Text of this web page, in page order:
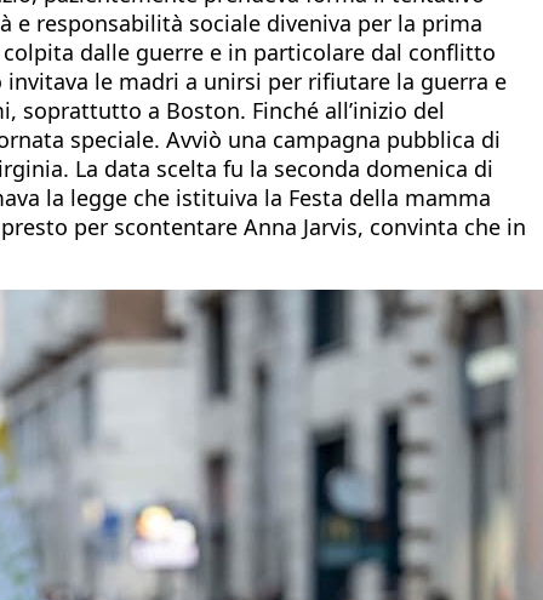
responsabilità sociale diveniva per la prima
dalle guerre e in particolare dal conflitto
le madri a unirsi per rifiutare la guerra e
soprattutto a Boston. Finché all’inizio del
speciale. Avviò una campagna pubblica di
La data scelta fu la seconda domenica di
la legge che istituiva la Festa della mamma
per scontentare Anna Jarvis, convinta che in